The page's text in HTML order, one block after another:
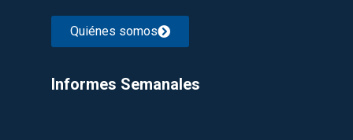
Quiénes somos
Informes Semanales​